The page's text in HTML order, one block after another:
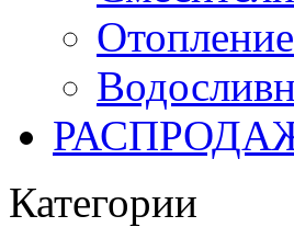
Отопление
Категории